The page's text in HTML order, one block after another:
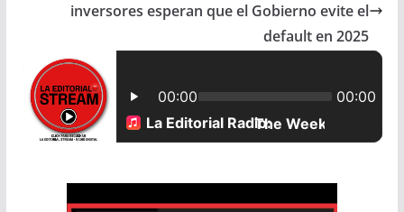
k
p
inversores esperan que el Gobierno evite el
default en 2025